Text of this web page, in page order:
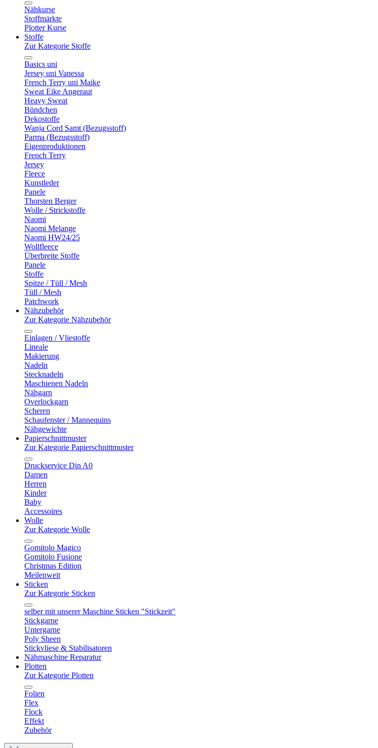
Nähkurse
Stoffmärkte
Plotter Kurse
Stoffe
Zur Kategorie Stoffe
Basics uni
Jersey uni Vanessa
French Terry uni Maike
Sweat Eike Angeraut
Heavy Sweat
Bündchen
Dekostoffe
Wanja Cord Samt (Bezugsstoff)
Parma (Bezugsstoff)
Eigenproduktionen
French Terry
Jersey
Fleece
Kunstleder
Panele
Thorsten Berger
Wolle / Strickstoffe
Naomi
Naomi Melange
Naomi HW24/25
Wollfleece
Überbreite Stoffe
Panele
Stoffe
Spitze / Tüll / Mesh
Tüll / Mesh
Patchwork
Nähzubehör
Zur Kategorie Nähzubehör
Einlagen / Vliestoffe
Lineale
Makierung
Nadeln
Stecknadeln
Maschienen Nadeln
Nähgarn
Overlockgarn
Scheren
Schaufenster / Mannequins
Nähgewichte
Papierschnittmuster
Zur Kategorie Papierschnittmuster
Druckservice Din A0
Damen
Herren
Kinder
Baby
Accessoires
Wolle
Zur Kategorie Wolle
Gomitolo Magico
Gomitolo Fusione
Christmas Edition
Meilenweit
Sticken
Zur Kategorie Sticken
selber mit unserer Maschine Sticken "Stickzeit"
Stickgarne
Untergarne
Poly Sheen
Stickvliese & Stabilisatoren
Nähmaschine Reparatur
Plotten
Zur Kategorie Plotten
Folien
Flex
Flock
Effekt
Zubehör